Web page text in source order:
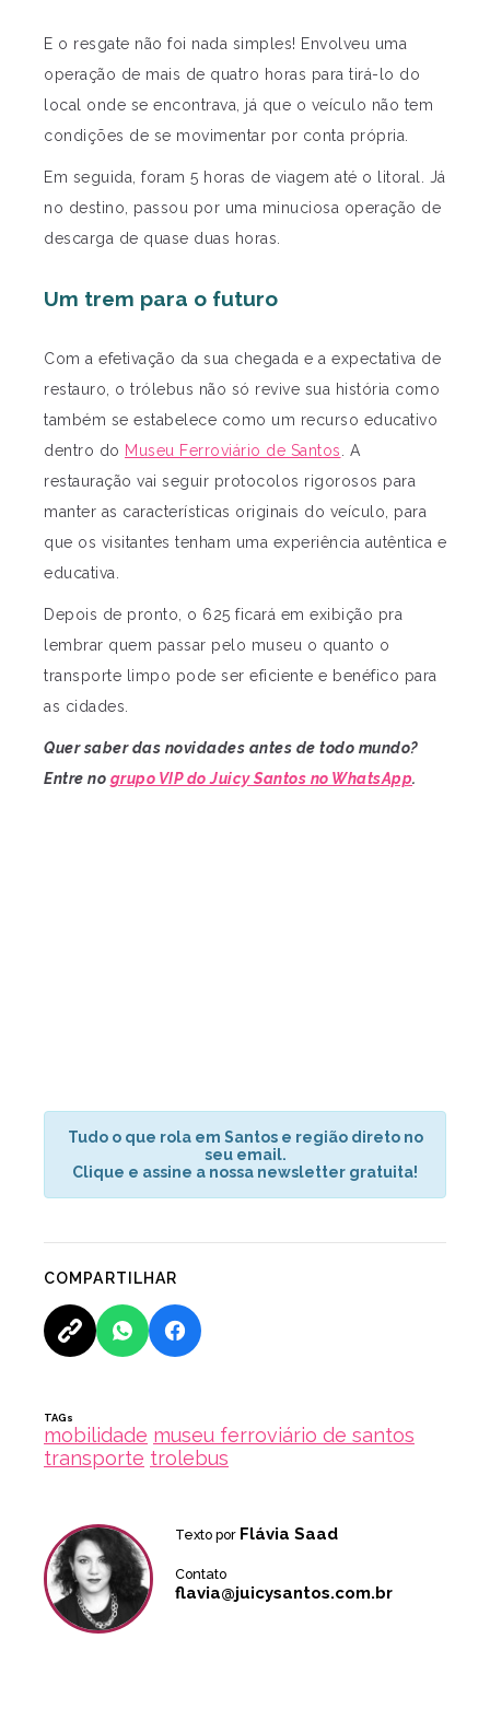
E o resgate não foi nada simples! Envolveu uma
operação de mais de quatro horas para tirá-lo do
local onde se encontrava, já que o veículo não tem
condições de se movimentar por conta própria.
Em seguida, foram 5 horas de viagem até o litoral. Já
no destino, passou por uma minuciosa operação de
descarga de quase duas horas.
Um trem para o futuro
Com a efetivação da sua chegada e a expectativa de
restauro, o trólebus não só revive sua história como
também se estabelece como um recurso educativo
dentro do Museu Ferroviário de Santos . A
restauração vai seguir protocolos rigorosos para
manter as características originais do veículo, para
que os visitantes tenham uma experiência autêntica e
educativa.
Depois de pronto, o 625 ficará em exibição pra
lembrar quem passar pelo museu o quanto o
transporte limpo pode ser eficiente e benéfico para
as cidades.
Quer saber das novidades antes de todo mundo?
Entre no grupo VIP do Juicy Santos no WhatsApp.
Tudo o que rola em Santos e região direto no
seu email.
Clique e assine a nossa newsletter gratuita!
COMPARTILHAR
TAGs
mobilidade museu ferroviário de santos
transporte trolebus
Texto por Flávia Saad
Contato
flavia@juicysantos.com.br